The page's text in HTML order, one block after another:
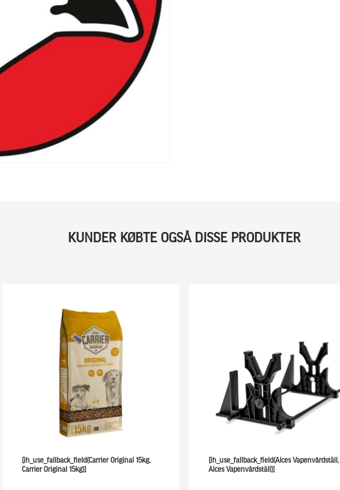
KUNDER KØBTE OGSÅ DISSE PRODUKTER
[ih_use_fallback_field(Carrier Original 15kg,
Carrier Original 15kg)]
[ih_use_fallback_field(Alces Vapenvårdställ,
Alces Vapenvårdställ)]